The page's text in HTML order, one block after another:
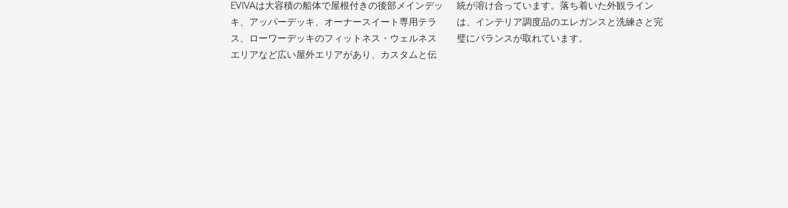
EVIVAは大容積の船体で屋根付きの後部メインデッ
キ、アッパーデッキ、オーナースイート専用テラ
ス、ローワーデッキのフィットネス・ウェルネス
エリアなど広い屋外エリアがあり、カスタムと伝
統が溶け合っています。落ち着いた外観ライン
は、インテリア調度品のエレガンスと洗練さと完
璧にバランスが取れています。